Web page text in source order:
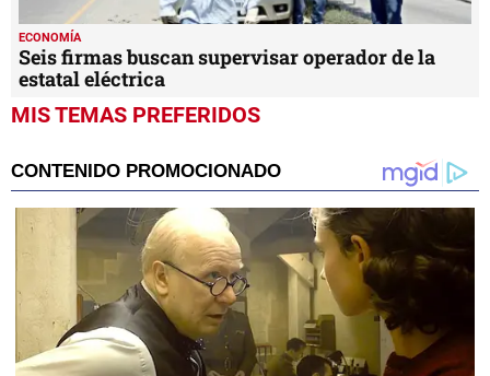
ECONOMÍA
Seis firmas buscan supervisar operador de la
estatal eléctrica
MIS TEMAS PREFERIDOS